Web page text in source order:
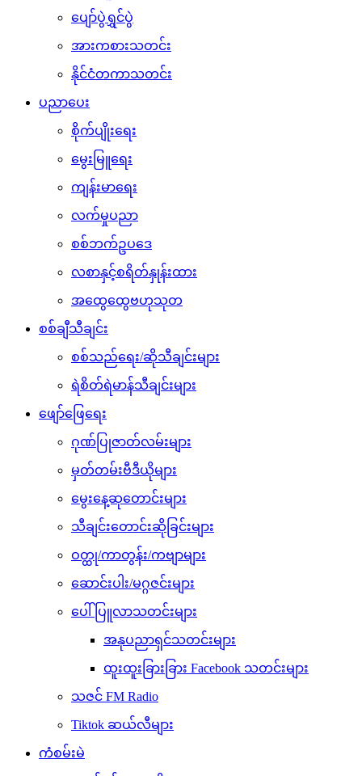
ပျော်ပွဲရွှင်ပွဲ
အားကစားသတင်း
နိုင်ငံတကာသတင်း
ပညာပေး
စိုက်ပျိုးရေး
မွေးမြူရေး
ကျန်းမာရေး
လက်မှုပညာ
စစ်ဘက်ဥပဒေ
လစာနှင့်စရိတ်နှုန်းထား
အထွေထွေဗဟုသုတ
စစ်ချီသီချင်း
စစ်သည်ရေး/ဆိုသီချင်းများ
ရဲစိတ်ရဲမာန်သီချင်းများ
ဖျော်ဖြေရေး
ဂုဏ်ပြုဇာတ်လမ်းများ
မှတ်တမ်းဗီဒီယိုများ
မွေးနေ့ဆုတောင်းများ
သီချင်းတောင်းဆိုခြင်းများ
ဝတ္ထု/ကာတွန်း/ကဗျာများ
ဆောင်းပါး/မဂ္ဂဇင်းများ
ပေါ်ပြူလာသတင်းများ
အနုပညာရှင်သတင်းများ
ထူးထူးခြားခြား Facebook သတင်းများ
သဇင် FM Radio
Tiktok ဆယ်လီများ
ကံစမ်းမဲ